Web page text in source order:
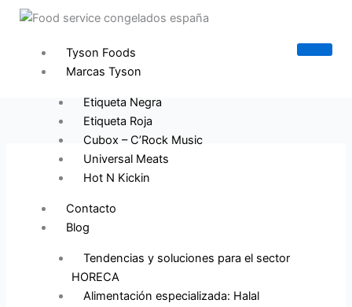
Tyson Foods
Marcas Tyson
Etiqueta Negra
Etiqueta Roja
Cubox – C’Rock Music
Universal Meats
Hot N Kickin
Contacto
Blog
Tendencias y soluciones para el sector
HORECA
Alimentación especializada: Halal
B